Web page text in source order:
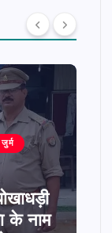
जुर्म
के नाम